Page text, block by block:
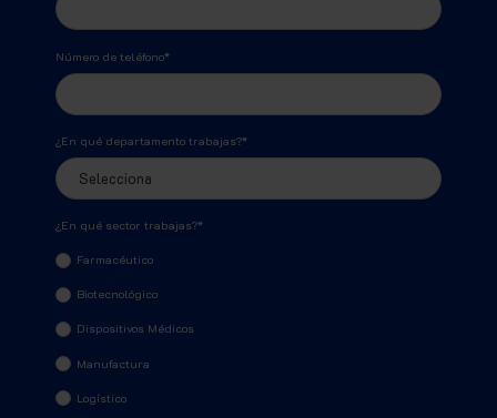
Número de teléfono*
¿En qué departamento trabajas?*
¿En qué sector trabajas?*
Farmacéutico
Biotecnológico
Dispositivos Médicos
Manufactura
Logístico